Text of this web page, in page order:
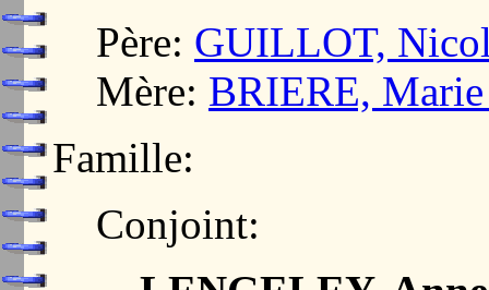
Père: GUILLOT,
Mère: BRIERE,
Famille:
Conjoint: